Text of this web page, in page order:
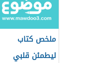
ملخص كتاب
ليطمئن قلبي